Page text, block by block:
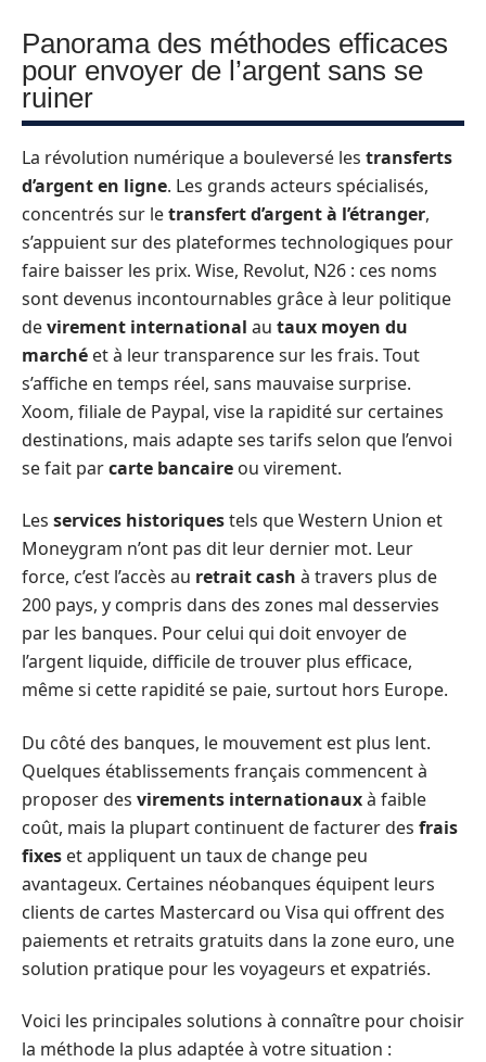
Panorama des méthodes efficaces
pour envoyer de l’argent sans se
ruiner
La révolution numérique a bouleversé les transferts
d’argent en ligne. Les grands acteurs spécialisés,
concentrés sur letransfert d’argent à l’étranger,
s’appuient sur des plateformes technologiques pour
faire baisser les prix. Wise, Revolut, N26 : ces noms
sont devenus incontournables grâce à leur politique
devirement international au taux moyen du
marché et à leur transparence sur les frais. Tout
s’affiche en temps réel, sans mauvaise surprise.
Xoom, filiale de Paypal, vise la rapidité sur certaines
destinations, mais adapte ses tarifs selon que l’envoi
se fait parcarte bancaire ou virement.
Les services historiquestels que Western Union et
Moneygram n’ont pas dit leur dernier mot. Leur
force, c’est l’accès au retrait cash à travers plus de
200 pays, y compris dans des zones mal desservies
par les banques. Pour celui qui doit envoyer de
l’argent liquide, difficile de trouver plus efficace,
même si cette rapidité se paie, surtout hors Europe.
Du côté des banques, le mouvement est plus lent.
Quelques établissements français commencent à
proposer des virements internationauxà faible
coût, mais la plupart continuent de facturer des frais
fixes et appliquent un taux de change peu
avantageux. Certaines néobanques équipent leurs
clients de cartes Mastercard ou Visa qui offrent des
paiements et retraits gratuits dans la zone euro, une
solution pratique pour les voyageurs et expatriés.
Voici les principales solutions à connaître pour choisir
la méthode la plus adaptée à votre situation :